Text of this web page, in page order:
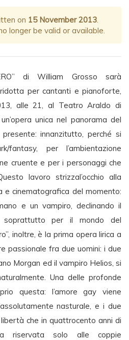
on 15 November 2013.
longer be valid or available.
di William Grosso sarà
per cantanti e pianoforte,
alle 21, al Teatro Araldo di
unica nel panorama del
innanzitutto, perché si
fantasy, per l’ambientazione
cruente e per i personaggi che
lavoro strizzal’occhio alla
e cinematografica del momento:
e un vampiro, declinando il
per il mondo del
inoltre, è la prima opera lirica a
passionale fra due uomini: i due
Morgan ed il vampiro Helios, si
Una delle profonde
questa: l’amore gay viene
nasturale, e i due
che in quattrocento anni di
riservata solo alle coppie